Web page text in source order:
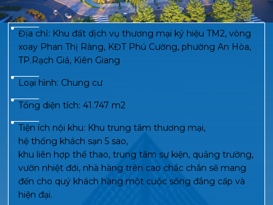
Địa chỉ: Khu đất dịch vụ thương mại ký hiệu TM2, vòng
xoay Phan Thị Ràng, KĐT Phú Cường, phường An Hòa,
TP.Rạch Giá, Kiên Giang
Loại hình: Chung cư
Tổng diện tích: 41.747 m2
Tiện ích nội khu: Khu trung tâm thương mại,
hệ thống khách sạn 5 sao,
khu liên hợp thể thao, trung tâm sự kiện, quảng trường,
vườn nhiệt đới, nhà hàng trên cao chắc chắn sẽ mang
đến cho quý khách hàng một cuộc sống đẳng cấp và
hiện đại.